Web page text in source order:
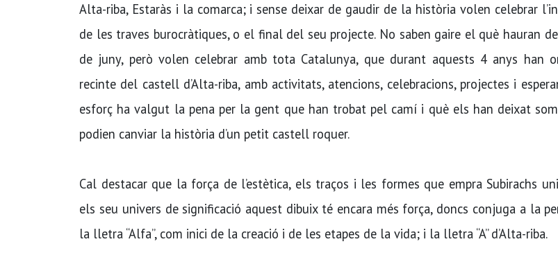
Alta-riba, Estaràs i la comarca; i sense deixar de gaudir de la història volen celebrar
de les traves burocràtiques, o el final del seu projecte. No saben gaire el què hauran
de juny, però volen celebrar amb tota Catalunya, que durant aquests 4 anys han
recinte del castell d’Alta-riba, amb activitats, atencions, celebracions, projectes i
esforç ha valgut la pena per la gent que han trobat pel camí i què els han deixat
podien canviar la història d’un petit castell roquer.
Cal destacar que la força de l’estètica, els traços i les formes que empra Subirachs
els seu univers de significació aquest dibuix té encara més força, doncs conjuga a la
la lletra “Alfa”, com inici de la creació i de les etapes de la vida; i la lletra “A” d’Alta-riba.